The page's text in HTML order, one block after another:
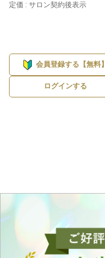
定価 : サロン契約後表示
会員登録する【無料】
ログインする